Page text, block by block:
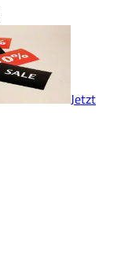
Jetzt